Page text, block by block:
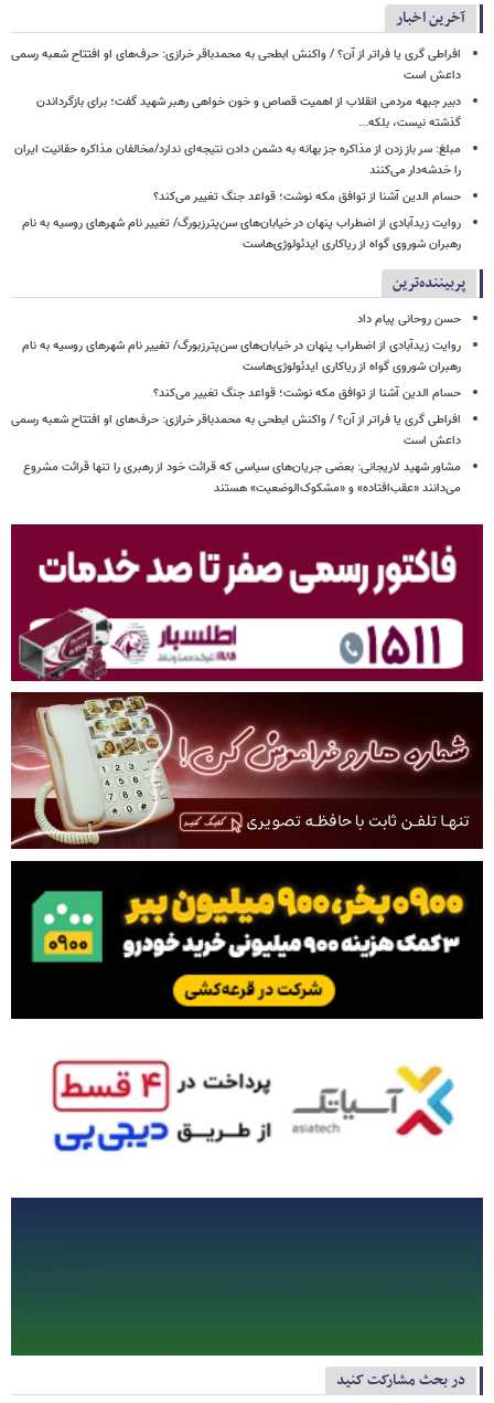
آخرین اخبار
افراطی گری یا فراتر از آن؟ / واکنش ابطحی به محمدباقر خرازی: حرف‌های او افتتاح شعبه رسمی
داعش است
دبیر جبهه مردمی انقلاب از اهمیت قصاص و خون خواهی رهبر شهید گفت؛ برای بازگرداندن
گذشته نیست، بلکه...
مبلغ: سر باز زدن از مذاکره‌ جز بهانه به دشمن دادن نتیجه‌ای ندارد/مخالفان مذاکره حقانیت ایران
را خدشه‌دار می‌کنند
حسام الدین آشنا از توافق مکه نوشت؛ قواعد جنگ تغییر می‌کند؟
روایت زیدآبادی از اضطراب پنهان در خیابان‌های سن‌پترزبورگ/ تغییر نام شهرهای روسیه به نام
رهبران شوروی گواه از ریاکاری ایدئولوژی‌هاست
پربیننده‌ترین
حسن روحانی پیام داد
روایت زیدآبادی از اضطراب پنهان در خیابان‌های سن‌پترزبورگ/ تغییر نام شهرهای روسیه به نام
رهبران شوروی گواه از ریاکاری ایدئولوژی‌هاست
حسام الدین آشنا از توافق مکه نوشت؛ قواعد جنگ تغییر می‌کند؟
افراطی گری یا فراتر از آن؟ / واکنش ابطحی به محمدباقر خرازی: حرف‌های او افتتاح شعبه رسمی
داعش است
مشاور شهید لاریجانی: بعضی جریان‌های سیاسی که قرائت خود از رهبری را تنها قرائت مشروع
می‌دانند «عقب‌افتاده» و «مشکوک‌الوضعیت» هستند
در بحث مشارکت کنید